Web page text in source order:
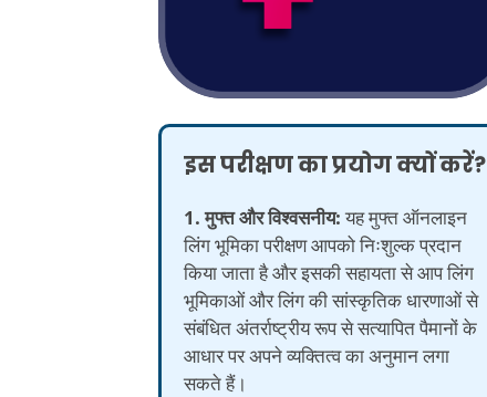
इस परीक्षण का प्रयोग क्यों करें?
1. मुफ्त और विश्वसनीय:यह मुफ्त ऑनलाइन
लिंग भूमिका परीक्षण आपको निःशुल्क प्रदान
किया जाता है और इसकी सहायता से आप लिंग
भूमिकाओं और लिंग की सांस्कृतिक धारणाओं से
संबंधित अंतर्राष्ट्रीय रूप से सत्यापित पैमानों के
आधार पर अपने व्यक्तित्व का अनुमान लगा
सकते हैं।